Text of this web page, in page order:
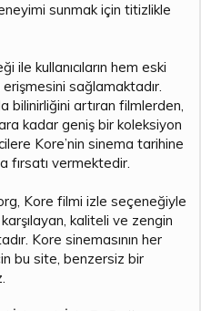
sunmak için titizlikle
kullanıcıların hem eski
sağlamaktadır.
bilinirliğini artıran filmlerden,
kadar geniş bir koleksiyon
Kore’nin sinema tarihine
fırsatı vermektedir.
Kore filmi izle seçeneğiyle
kaliteli ve zengin
Kore sinemasının her
bu site, benzersiz bir